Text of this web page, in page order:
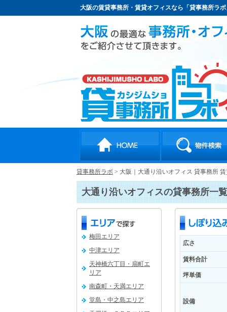
大阪の賃貸事務所・賃貸オフィスなら「貸事務所ラ
貸事務所ラボ > 大阪｜大通り沿いオフィス 貸事務所
大通り沿いオフィスの貸事務所一覧
梅田エリア
中津エリア
天神橋六丁目・扇町エ
リア
南森町・天満エリア
堂島・中之島エリア
広さ
賃料合計
坪単価
設備